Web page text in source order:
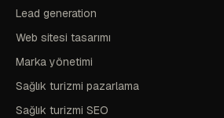
Lead generation
Web sitesi tasarımı
Marka yönetimi
Sağlık turizmi pazarlama
Sağlık turizmi SEO